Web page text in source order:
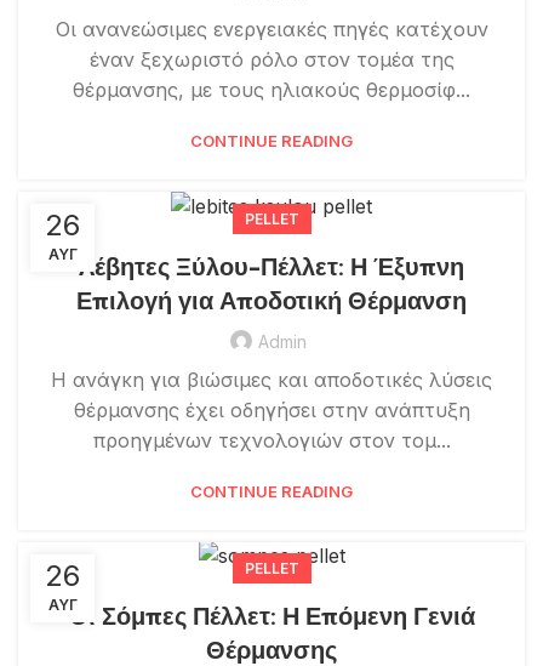
Οι ανανεώσιμες ενεργειακές πηγές κατέχουν
έναν ξεχωριστό ρόλο στον τομέα της
θέρμανσης, με τους ηλιακούς θερμοσίφ...
CONTINUE READING
26
ΑΥΓ
PELLET
Λέβητες Ξύλου-Πέλλετ: Η Έξυπνη
Επιλογή για Αποδοτική Θέρμανση
Admin
Η ανάγκη για βιώσιμες και αποδοτικές λύσεις
θέρμανσης έχει οδηγήσει στην ανάπτυξη
προηγμένων τεχνολογιών στον τομ...
CONTINUE READING
26
ΑΥΓ
PELLET
Οι Σόμπες Πέλλετ: Η Επόμενη Γενιά
Θέρμανσης